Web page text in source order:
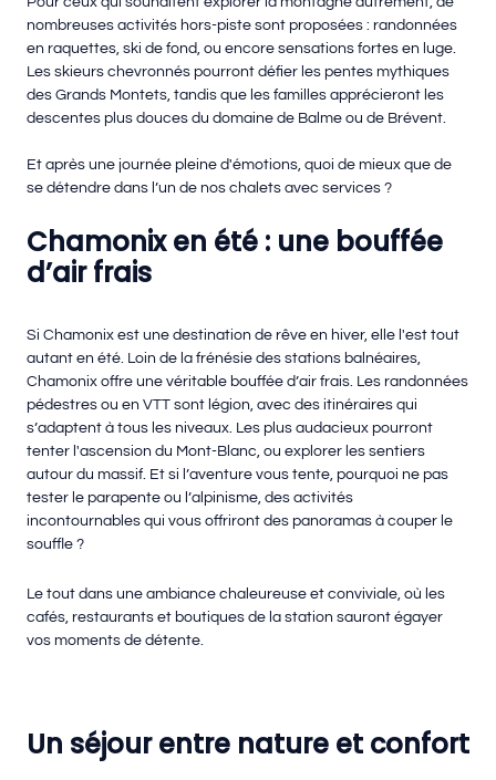
nombreuses activités hors-piste sont proposées : randonnées
en raquettes, ski de fond, ou encore sensations fortes en luge.
Les skieurs chevronnés pourront défier les pentes mythiques
des Grands Montets, tandis que les familles apprécieront les
descentes plus douces du domaine de Balme ou de Brévent.
Et après une journée pleine d'émotions, quoi de mieux que de
se détendre dans l’un de nos chalets avec services ?
Chamonix en été : une bouffée
d’air frais
Si Chamonix est une destination de rêve en hiver, elle l'est tout
autant en été. Loin de la frénésie des stations balnéaires,
Chamonix offre une véritable bouffée d’air frais. Les randonnées
pédestres ou en VTT sont légion, avec des itinéraires qui
s’adaptent à tous les niveaux. Les plus audacieux pourront
tenter l'ascension du Mont-Blanc, ou explorer les sentiers
autour du massif. Et si l’aventure vous tente, pourquoi ne pas
tester le parapente ou l’alpinisme, des activités
incontournables qui vous offriront des panoramas à couper le
souffle ?
Le tout dans une ambiance chaleureuse et conviviale, où les
cafés, restaurants et boutiques de la station sauront égayer
vos moments de détente.
Un séjour entre nature et confort